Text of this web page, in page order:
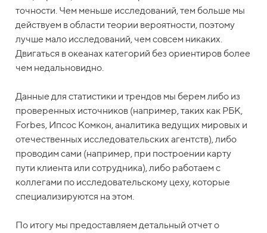
точности. Чем меньше исследований, тем больше мы
действуем в области теории вероятности, поэтому
лучше мало исследований, чем совсем никаких.
Двигаться в океанах категорий без ориентиров более
чем недальновидно.
Данные для статистики и трендов мы берем либо из
проверенных источников (например, таких как РБК,
Forbes, Ипсос Комкон, аналитика ведущих мировых и
отечественных исследовательских агентств), либо
проводим сами (например, при построении карту
пути клиента или сотрудника), либо работаем с
коллегами по исследовательскому цеху, которые
специализируются на этом.
По итогу мы предоставляем детальный отчет о